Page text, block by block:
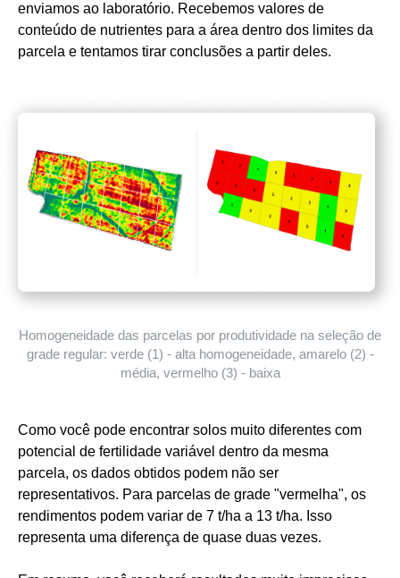
enviamos ao laboratório. Recebemos valores de
conteúdo de nutrientes para a área dentro dos limites da
parcela e tentamos tirar conclusões a partir deles.
Homogeneidade das parcelas por produtividade na seleção de
grade regular: verde (1) - alta homogeneidade, amarelo (2) -
média, vermelho (3) - baixa
Como você pode encontrar solos muito diferentes com
potencial de fertilidade variável dentro da mesma
parcela, os dados obtidos podem não ser
representativos. Para parcelas de grade "vermelha", os
rendimentos podem variar de 7 t/ha a 13 t/ha. Isso
representa uma diferença de quase duas vezes.